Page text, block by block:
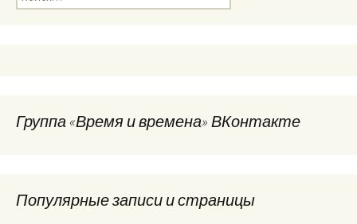
Группа «Время и времена» ВКонтакте
Популярные записи и страницы